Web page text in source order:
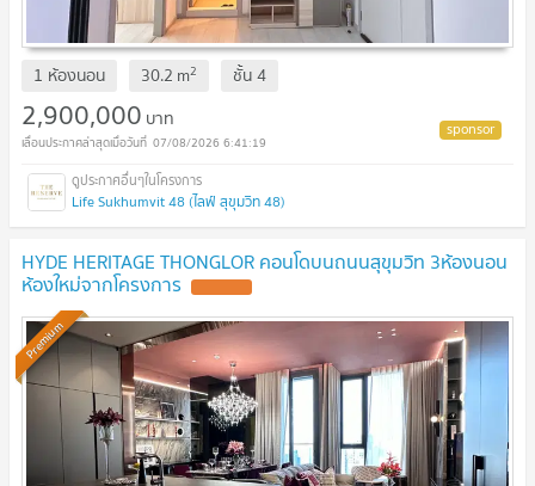
1 ห้องนอน 30.2 m2 ชั้น4
2,900,000 บาท
07/08/2026 6:41:19
Life Sukhumvit 48 (ไลฟ์ สุขุมวิท 48)
HYDE HERITAGE THONGLOR คอนโดบนถนนสุขุมวิท 3ห้องนอน
ห้องใหม่จากโครงการ
Premium